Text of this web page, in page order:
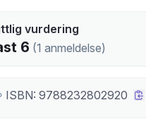
vurdering
6 (1 anmeldelse)
ISBN: 9788232802920